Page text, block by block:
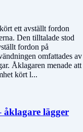
ett avställt fordon
Den tilltalade stod
fordon på
omfattades av
Åklagaren menade att
kört l...
lägger